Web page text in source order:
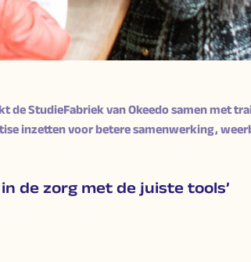
StudieFabriek van Okeedo samen met
inzetten voor betere samenwerking,
de zorg met de juiste tools’